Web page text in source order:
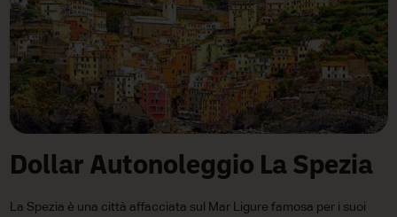
Dollar Autonoleggio La Spezia
La Spezia è una città affacciata sul Mar Ligure famosa per i suoi